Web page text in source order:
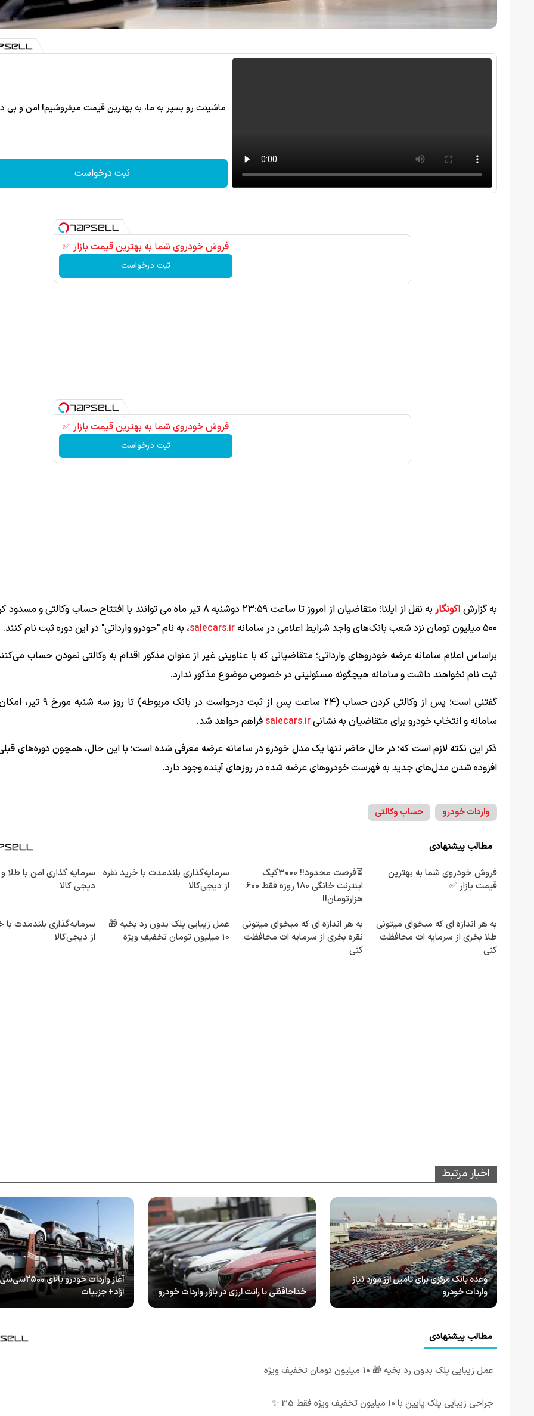
ماشینت رو بسپر به ما، به بهترین قیمت میفروشیم! امن و بی
ثبت درخواست
فروش خودروی شما به بهترین قیمت بازار ✅
ثبت درخواست
فروش خودروی شما به بهترین قیمت بازار ✅
ثبت درخواست
به گزارش اکونگار
به نقل از ایلنا؛ متقاضیان از امروز تا ساعت ۲۳:۵۹ دوشنبه ۸ تیر ماه می توانند با افتتاح حساب وکالتی
۵۰۰ میلیون تومان نزد شعب بانک‌های واجد شرایط اعلامی در سامانه
، به نام "خودرو وارداتی" در این دوره ثبت نام کنند.
براساس اعلام سامانه عرضه خودروهای وارداتی؛ متقاضیانی که با عناوینی غیر از عنوان مذکور اقدام به وکالتی نمودن حساب
ثبت نام نخواهند داشت و سامانه هیچگونه مسئولیتی در خصوص موضوع مذکور ندارد.
گفتنی است؛ پس از وکالتی کردن حساب (۲۴ ساعت پس از ثبت
سامانه و انتخاب خودرو برای متقاضیان به نشانیsalecars.ir فراهم خواهد شد.
ذکر این نکته لازم است که؛ در حال حاضر تنها یک مدل خودرو در سامانه عرضه معرفی شده است؛ با این حال، همچون دوره‌های
افزوده شدن مدل‌های جدید به فهرست خودرو‌های عرضه شده در روز‌های آینده وجود دارد.
واردات خودرو حساب وکالتی
مطالب پیشنهادی
فروش خودروی شما به بهترین
قیمت بازار ✅
⏳فرصت محدود!! 3000گیگ
اینترنت خانگی 180 روزه فقط 600
هزارتومان!!
سرمایه‌گذاری بلندمدت با خرید نقره
از دیجی‌کالا
سرمایه گذاری امن با طلا و
دیجی کالا
به هر اندازه ای که میخوای میتونی
طلا بخری از سرمایه ات محافظت
کنی
به هر اندازه ای که میخوای میتونی
نقره بخری از سرمایه ات محافظت
کنی
عمل زیبایی پلک بدون رد بخیه 🎁
۱۰ میلیون تومان تخفیف ویژه
سرمایه‌گذاری بلندمدت با
از دیجی‌کالا
اخبار مرتبط
وعده بانک مرکزی برای تامین ارز مورد نیاز
واردات خودرو
خداحافظی با رانت ارزی در بازار واردات خودرو
آغاز واردات خودرو
آزاد+ جزییات
مطالب پیشنهادی
عمل زیبایی پلک بدون رد بخیه 🎁 ۱۰ میلیون تومان تخفیف ویژه
جراحی زیبایی پلک پایین با 10 میلیون تخفیف ویژه فقط 35 ✨